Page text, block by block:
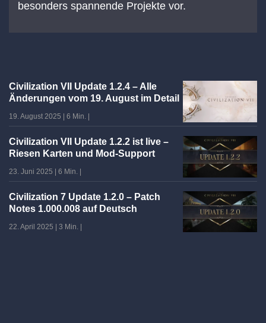
besonders spannende Projekte vor.
Civilization VII Update 1.2.4 – Alle
Änderungen vom 19. August im Detail
19. August 2025 6 Min.
Civilization VII Update 1.2.2 ist live –
Riesen Karten und Mod-Support
23. Juni 2025 6 Min.
Civilization 7 Update 1.2.0 – Patch
Notes 1.000.008 auf Deutsch
22. April 2025 3 Min.